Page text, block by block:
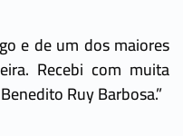
e de um dos maiores
Recebi com muita
Ruy Barbosa.”